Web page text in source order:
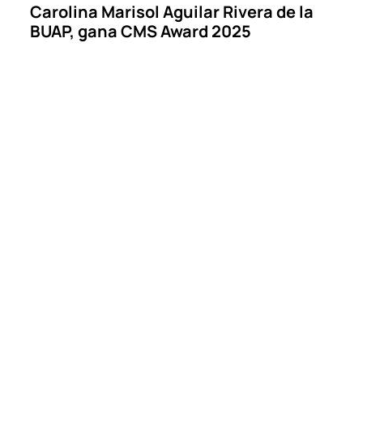
Carolina Marisol Aguilar Rivera de la
BUAP, gana CMS Award 2025